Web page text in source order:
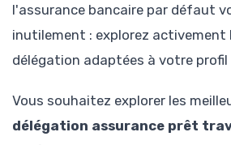
l'assurance bancaire par défaut
inutilement : explorez activement
délégation adaptées à votre
Vous souhaitez explorer les
délégation assurance prêt